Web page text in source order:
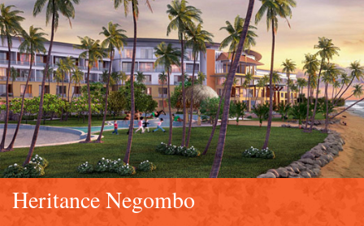
Heritance Negombo